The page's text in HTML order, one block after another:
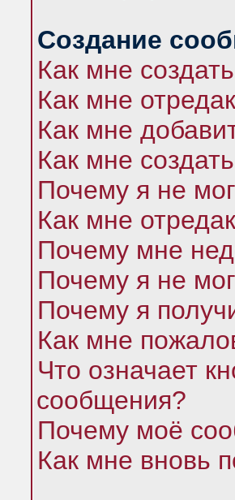
Создание
Как мне
Как мне
Как мне
Как мне
Почему я не
Как мне
Почему мне
Почему я не
Почему я
Как мне
Что означает
сообщения?
Почему моё
Как мне вновь